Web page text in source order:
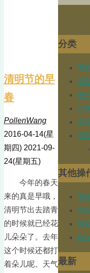
清明节的早
春
PollenWang
2016-04-14(星
期四) 2021-09-
24(星期五)
今年的春天
来的真是早哦，
清明节出去踏青
的时候就已经花
儿朵朵了。去年
这个时候还都打
着朵儿呢。天气
分类
写
摄
未
水
生
笔
其他操
登
条
评
最新